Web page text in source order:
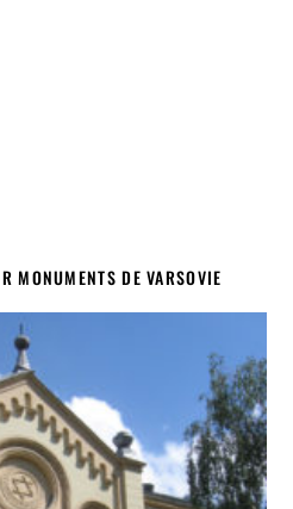
MONUMENTS DE VARSOVIE